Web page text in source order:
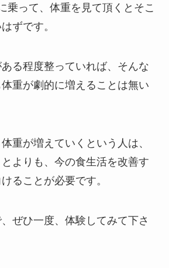
乗って、体重を見て頂くとそこ
ずです。
る程度整っていれば、そんな
重が劇的に増えることは無い
重が増えていくという人は、
よりも、今の食生活を改善す
ることが必要です。
ぜひ一度、体験してみて下さ